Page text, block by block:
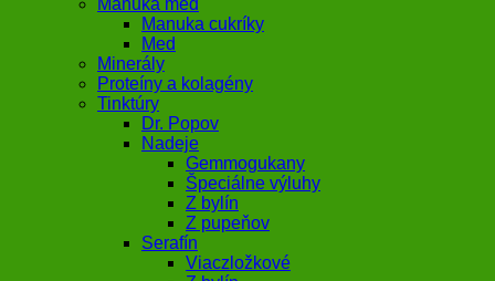
Manuka med
Manuka cukríky
Med
Minerály
Proteíny a kolagény
Tinktúry
Dr. Popov
Nadeje
Gemmogukany
Špeciálne výluhy
Z bylín
Z pupeňov
Serafín
Viaczložkové